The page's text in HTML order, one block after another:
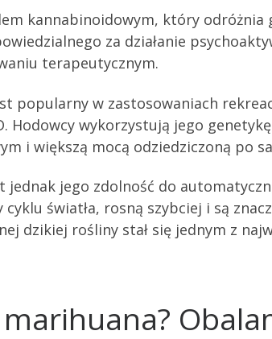
kannabinoidowym, który odróżnia
za działanie
terapeutycznym.
popularny w zastosowaniach
wykorzystują jego
i większą mocą odziedziczoną po
jednak jego zdolność do
światła, rosną szybciej i są
dzikiej rośliny stał się jednym z
marihuana?